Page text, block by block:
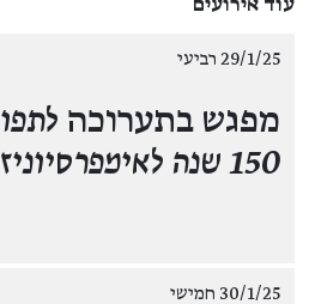
עוד אירועים
29/1/25 רביעי
מפגש בתערוכה
150 שנה לאימפרסיוניזם
30/1/25 חמישי